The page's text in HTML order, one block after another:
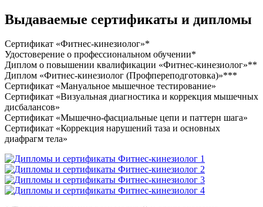
Выдаваемые сертификаты и дипломы
Сертификат «Фитнес-кинезио­лог»*
Удостоверение о профессиональном обучении*
Диплом о повышении квалификации «Фитнес-кинезио­лог»**
Диплом «Фитнес-кинезио­лог (Профпереподго­товка)»***
Сертификат «Мануальное мышечное тестирование»
Сертификат «Визуальная диагностика и коррекция мышечных
дисбалансов»
Сертификат «Мышечно-фасциальные цепи и паттерн шага»
Сертификат «Коррекция нарушений таза и основных
диафрагм тела»